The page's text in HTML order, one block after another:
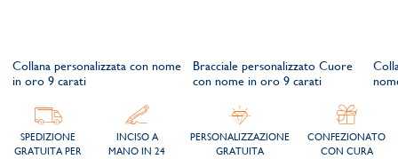
Collana personalizzata con nome
in oro 9 carati
Bracciale personalizzato Cuore
con nome in oro 9 carati
SPEDIZIONE
GRATUITA PER
INCISO A
MANO IN 24
PERSONALIZZAZIONE
GRATUITA
CONFEZIONATO
CON CURA